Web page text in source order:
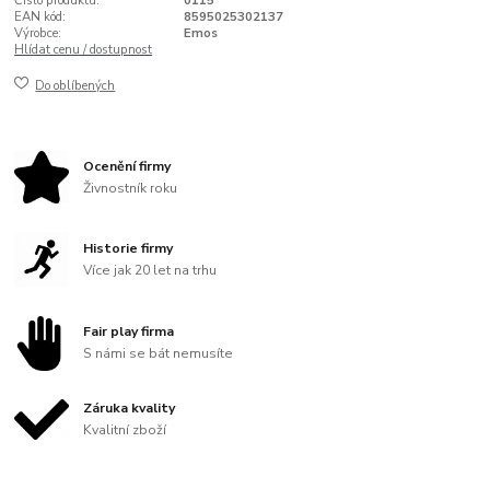
EAN kód:
8595025302137
Výrobce:
Emos
Hlídat cenu / dostupnost
Do oblíbených
Ocenění firmy
Živnostník roku
Historie firmy
Více jak 20 let na trhu
Fair play firma
S námi se bát nemusíte
Záruka kvality
Kvalitní zboží